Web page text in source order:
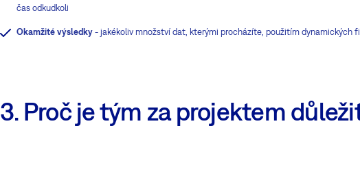
čas odkudkoli
Okamžité výsledky - jakékoliv množství dat, kterými procházíte, použitím dynamických
3. Proč je tým za projektem